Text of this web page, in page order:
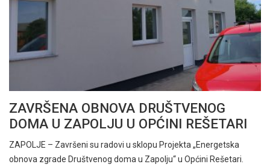
ZAVRŠENA OBNOVA DRUŠTVENOG
DOMA U ZAPOLJU U OPĆINI REŠETARI
ZAPOLJE – Završeni su radovi u sklopu Projekta „Energetska
obnova zgrade Društvenog doma u Zapolju“ u Općini Rešetari.